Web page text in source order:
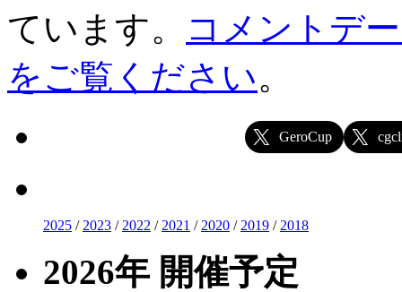
ています。
コメントデ
をご覧ください。
GeroCup
2025 / 2023 / 2022 / 2021 / 2020 / 2019 / 2018
2026年 開催予定